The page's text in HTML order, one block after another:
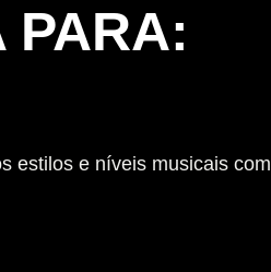
PARA:
estilos e níveis musicais com